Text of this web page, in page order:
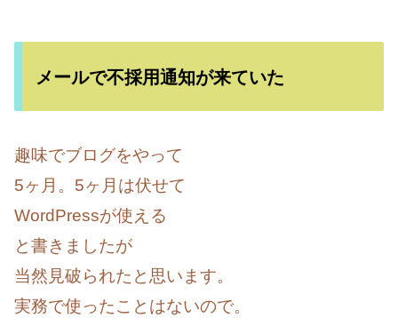
メールで不採用通知が来ていた
趣味でブログをやって
5ヶ月。5ヶ月は伏せて
WordPressが使える
と書きましたが
当然見破られたと思います。
実務で使ったことはないので。